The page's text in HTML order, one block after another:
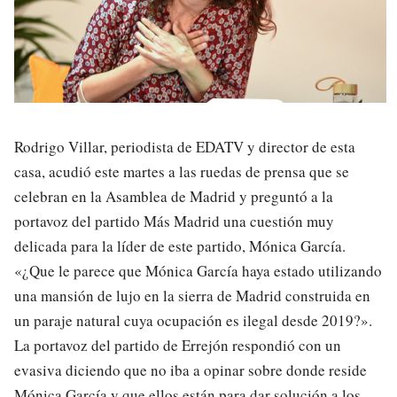
Rodrigo Villar, periodista de EDATV y director de esta
casa, acudió este martes a las ruedas de prensa que se
celebran en la Asamblea de Madrid y preguntó a la
portavoz del partido Más Madrid una cuestión muy
delicada para la líder de este partido, Mónica García.
«¿Que le parece que Mónica García haya estado utilizando
una mansión de lujo en la sierra de Madrid construida en
un paraje natural cuya ocupación es ilegal desde 2019?».
La portavoz del partido de Errejón respondió con un
evasiva diciendo que no iba a opinar sobre donde reside